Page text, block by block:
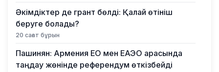
Әкімдіктер де грант бөлді: Қалай өтініш
беруге болады?
20 сағат бұрын
Пашинян: Армения ЕО мен ЕАЭО арасында
таңдау жөнінде референдум өткізбейді